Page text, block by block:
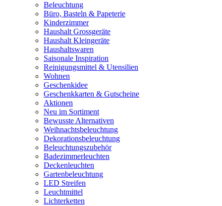
Beleuchtung
Büro, Basteln & Papeterie
Kinderzimmer
Haushalt Grossgeräte
Haushalt Kleingeräte
Haushaltswaren
Saisonale Inspiration
Reinigungsmittel & Utensilien
Wohnen
Geschenkidee
Geschenkkarten & Gutscheine
Aktionen
Neu im Sortiment
Bewusste Alternativen
Weihnachtsbeleuchtung
Dekorationsbeleuchtung
Beleuchtungszubehör
Badezimmerleuchten
Deckenleuchten
Gartenbeleuchtung
LED Streifen
Leuchtmittel
Lichterketten